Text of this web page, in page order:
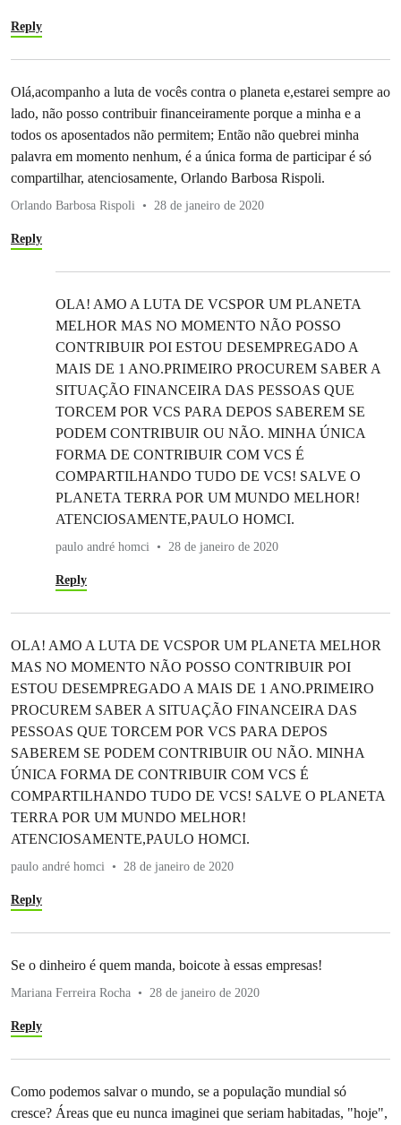
Reply
Olá,acompanho a luta de vocês contra o planeta e,estarei sempre ao
lado, não posso contribuir financeiramente porque a minha e a
todos os aposentados não permitem; Então não quebrei minha
palavra em momento nenhum, é a única forma de participar é só
compartilhar, atenciosamente, Orlando Barbosa Rispoli.
Orlando Barbosa Rispoli 28 de janeiro de 2020
Reply
OLA! AMO A LUTA DE VCSPOR UM PLANETA
MELHOR MAS NO MOMENTO NÃO POSSO
CONTRIBUIR POI ESTOU DESEMPREGADO A
MAIS DE 1 ANO.PRIMEIRO PROCUREM SABER A
SITUAÇÃO FINANCEIRA DAS PESSOAS QUE
TORCEM POR VCS PARA DEPOS SABEREM SE
PODEM CONTRIBUIR OU NÃO. MINHA ÚNICA
FORMA DE CONTRIBUIR COM VCS É
COMPARTILHANDO TUDO DE VCS! SALVE O
PLANETA TERRA POR UM MUNDO MELHOR!
ATENCIOSAMENTE,PAULO HOMCI.
paulo andré homci 28 de janeiro de 2020
Reply
OLA! AMO A LUTA DE VCSPOR UM PLANETA MELHOR
MAS NO MOMENTO NÃO POSSO CONTRIBUIR POI
ESTOU DESEMPREGADO A MAIS DE 1 ANO.PRIMEIRO
PROCUREM SABER A SITUAÇÃO FINANCEIRA DAS
PESSOAS QUE TORCEM POR VCS PARA DEPOS
SABEREM SE PODEM CONTRIBUIR OU NÃO. MINHA
ÚNICA FORMA DE CONTRIBUIR COM VCS É
COMPARTILHANDO TUDO DE VCS! SALVE O PLANETA
TERRA POR UM MUNDO MELHOR!
ATENCIOSAMENTE,PAULO HOMCI.
paulo andré homci 28 de janeiro de 2020
Reply
Se o dinheiro é quem manda, boicote à essas empresas!
Mariana Ferreira Rocha 28 de janeiro de 2020
Reply
Como podemos salvar o mundo, se a população mundial só
cresce? Áreas que eu nunca imaginei que seriam habitadas, "hoje",